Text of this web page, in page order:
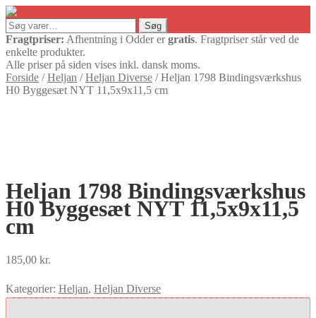
Søg
efter:
Søg
Fragtpriser: Afhentning i Odder ergratis. Fragtpriser står ved de
enkelte produkter.
Alle priser på siden vises inkl. dansk moms.
Forside /Heljan /Heljan Diverse /Heljan 1798 Bindingsværkshus
H0 Byggesæt NYT 11,5x9x11,5 cm
Heljan 1798 Bindingsværkshus
H0 Byggesæt NYT 11,5x9x11,5
cm
185,00 kr.
Kategorier: Heljan, Heljan Diverse